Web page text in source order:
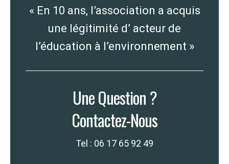
« En 10 ans, l’association a acquis
une légitimité d’ acteur de
l’éducation à l’environnement »
Une Question ?
Contactez-Nous
Tel : 06 17 65 92 49